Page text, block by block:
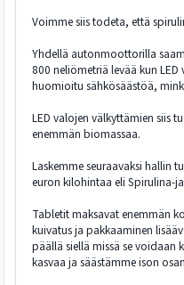
Voimme siis todeta, että
Yhdellä autonmoottorilla
800 neliömetriä levää kun
huomioitu sähkösäästöä,
LED valojen välkyttämien siis
enemmän biomassaa.
Laskemme seuraavaksi hallin
euron kilohintaa eli Spirulina-
Tabletit maksavat enemmän
kuivatus ja pakkaaminen
päällä siellä missä se voidaan
kasvaa ja säästämme ison